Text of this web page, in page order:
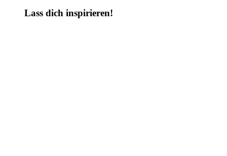
Lass dich inspirieren!